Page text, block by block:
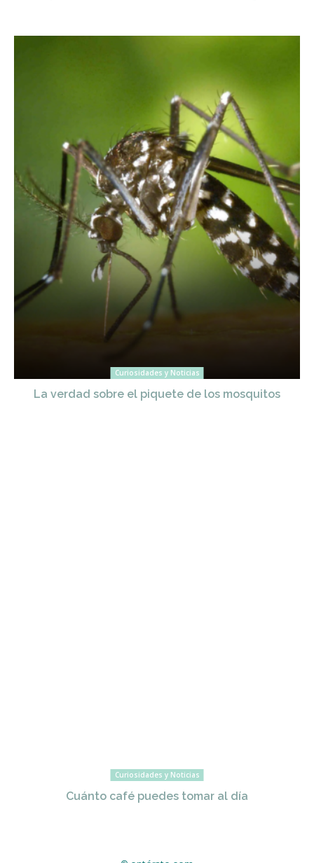
Curiosidades y Noticias
La verdad sobre el piquete de los mosquitos
Curiosidades y Noticias
Cuánto café puedes tomar al día